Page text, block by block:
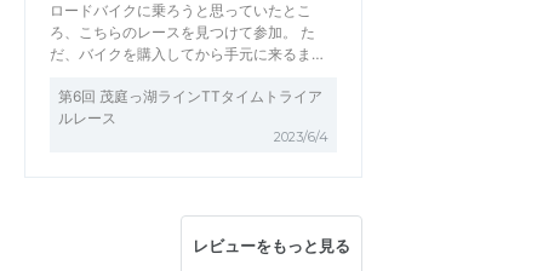
ロードバイクに乗ろうと思っていたとこ
ろ、こちらのレースを見つけて参加。 た
だ、バイクを購入してから手元に来るま…
第6回 茂庭っ湖ラインTTタイムトライア
ルレース
2023/6/4
レビューをもっと見る